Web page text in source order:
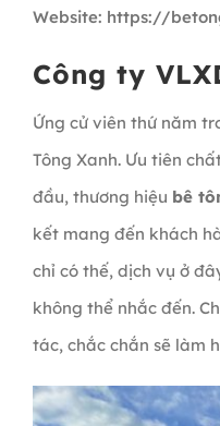
Website: https://
Công ty
Ứng cử viên thứ năm
Tông Xanh. Ưu tiên
đầu, thương hiệu bê
kết mang đến khách
chỉ có thế, dịch vụ ở
không thể nhắc đến.
tác, chắc chắn sẽ làm